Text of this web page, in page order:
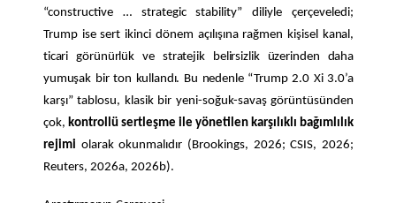
“constructive … strategic stability” diliyle çerçeveledi;
Trump ise sert ikinci dönem açılışına rağmen kişisel kanal,
ticari
görünürlük ve stratejik belirsizlik üzerinden
daha
yumuşak bir ton kullandı. Bu nedenle “Trump 2.0 Xi 3.0’a
karşı” tablosu, klasik bir yeni-soğuk-savaş görüntüsünden
çok, kontrollü sertleşme ile yönetilen karşılıklı bağımlılık
rejimi olarak okunmalıdır (Brookings, 2026; CSIS, 2026;
Reuters, 2026a, 2026b).